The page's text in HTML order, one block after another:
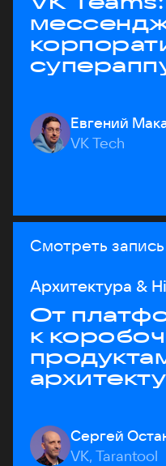
Евгений
VK Tech
Смотреть запись
Архитектура &
От
к
Сергей
VK, Tarantool